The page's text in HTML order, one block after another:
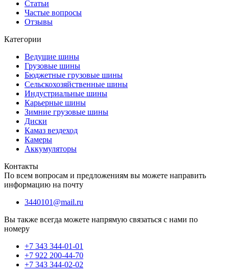
Статьи
Частые вопросы
Отзывы
Категории
Ведущие шины
Грузовые шины
Бюджетные грузовые шины
Сельскохозяйственные шины
Индустриальные шины
Карьерные шины
Зимние грузовые шины
Диски
Камаз вездеход
Камеры
Аккумуляторы
Контакты
По всем вопросам и предложениям вы можете направить
информацию на почту
3440101@mail.ru
Вы также всегда можете напрямую связаться с нами по
номеру
+7 343 344-01-01
+7 922 200-44-70
+7 343 344-02-02